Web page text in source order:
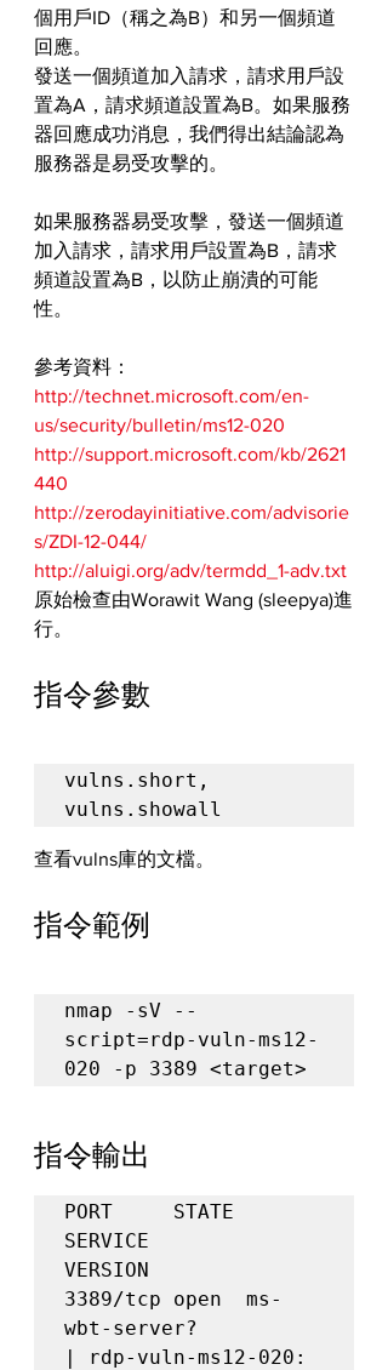
個用戶ID（稱之為B）和另一個頻道
回應。
發送一個頻道加入請求，請求用戶設
置為A，請求頻道設置為B。如果服務
器回應成功消息，我們得出結論認為
服務器是易受攻擊的。
如果服務器易受攻擊，發送一個頻道
加入請求，請求用戶設置為B，請求
頻道設置為B，以防止崩潰的可能
性。
參考資料：
http://technet.microsoft.com/en-
us/security/bulletin/ms12-020
http://support.microsoft.com/kb/2621
440
http://zerodayinitiative.com/advisorie
s/ZDI-12-044/
http://aluigi.org/adv/termdd_1-adv.txt
原始檢查由Worawit Wang (sleepya)進
行。
指令參數
vulns.short,
vulns.showall
查看vulns庫的文檔。
指令範例
nmap -sV --
script=rdp-vuln-ms12-
020 -p 3389 <target>
指令輸出
PORT     STATE
SERVICE
VERSION
3389/tcp open  ms-
wbt-server?
| rdp-vuln-ms12-020: